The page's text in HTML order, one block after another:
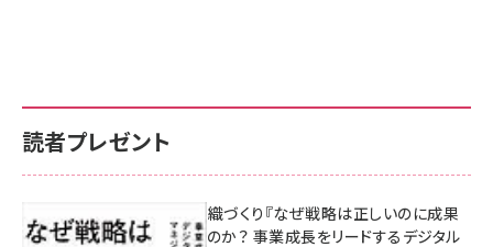
読者プレゼント
成果を生む組織づくり『なぜ戦略は正しいのに成果
があがらないのか？ 事業成長をリードするデジタル